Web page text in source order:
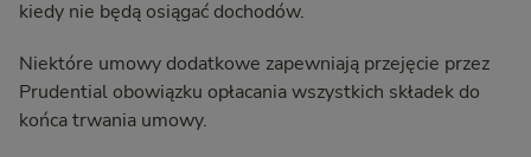
kiedy nie będą osiągać dochodów.
Niektóre umowy dodatkowe zapewniają przejęcie przez
Prudential obowiązku opłacania wszystkich składek do
końca trwania umowy.